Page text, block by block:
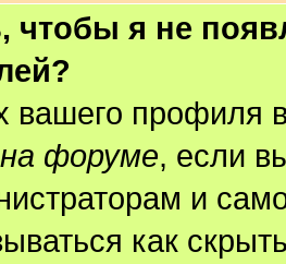
чтобы я не
вашего профиля
форуме, если
и
как